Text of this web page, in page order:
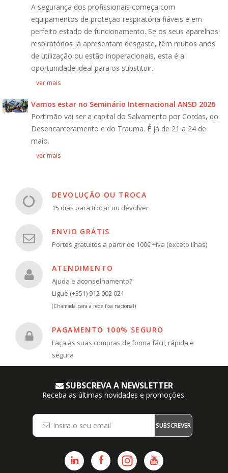
A segurança dos profissionais começa com
equipamentos de proteção respiratória fiáveis e em
perfeito estado de funcionamento. Se os seus aparelhos
respiratórios já apresentam desgaste, têm muitos anos
de utilização ou estão inoperacionais, esta é a
oportunidade ideal para os substituir.
ver mais
Vamos estar no Seminário Internacional ANSD 2026
Portimão vai ser a capital do Salvamento por Cordas, do
Desencarceramento e do Trauma. É já de 21 a 24 de
maio.
ver mais
DEVOLUÇÃO OU TROCA
15 dias para trocar ou devolver
ENVIO GRÁTIS
Portes gratuitos a partir de 100€ +iva (exceto Ilhas)
ATENDIMENTO
Ajuda e aconselhamento?
Ligue (+351) 912 002 021
(Chamada para a rede fixa nacional)
PAGAMENTO 100% SEGURO
Faça as suas compras de forma fácil, rápida e
segura
SUBSCREVA A NEWSLETTER
Receba as últimas novidades e promoções.
SUBSCREVER